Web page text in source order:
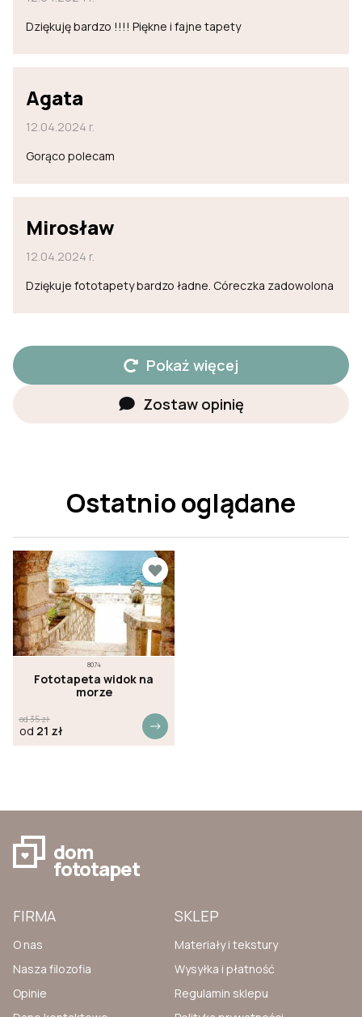
Dziękuję bardzo !!!! Piękne i fajne tapety
Agata
12.04.2024 r.
Gorąco polecam
Mirosław
12.04.2024 r.
Dziękuje fototapety bardzo ładne. Córeczka zadowolona
Pokaż więcej
Zostaw opinię
Ostatnio oglądane
8074
Fototapeta widok na
morze
od35zł
od 21 zł
dom
fototapet
FIRMA
O nas
Nasza filozofia
Opinie
SKLEP
Materiały i tekstury
Wysyłka i płatność
Regulamin sklepu